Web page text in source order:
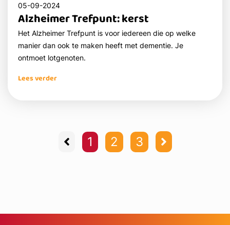
05-09-2024
Alzheimer Trefpunt: kerst
Het Alzheimer Trefpunt is voor iedereen die op welke
manier dan ook te maken heeft met dementie. Je
ontmoet lotgenoten.
Lees verder
1 2 3